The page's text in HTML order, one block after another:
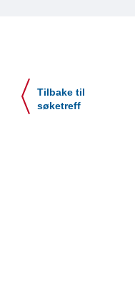
Tilbake til
søketreff